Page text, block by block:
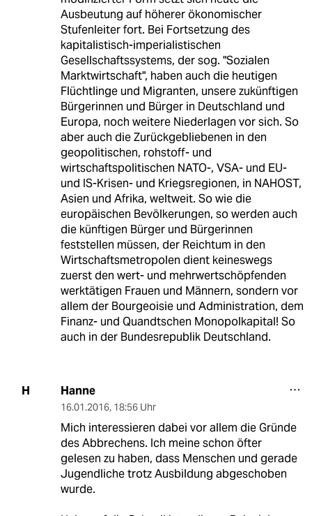
Ausbeutung auf höherer ökonomischer
Stufenleiter fort. Bei Fortsetzung des
kapitalistisch-imperialistischen
Gesellschaftssystems, der sog. "Sozialen
Marktwirtschaft", haben auch die heutigen
Flüchtlinge und Migranten, unsere zukünftigen
Bürgerinnen und Bürger in Deutschland und
Europa, noch weitere Niederlagen vor sich. So
aber auch die Zurückgebliebenen in den
geopolitischen, rohstoff- und
wirtschaftspolitischen NATO-, VSA- und EU-
und IS-Krisen- und Kriegsregionen, in NAHOST,
Asien und Afrika, weltweit. So wie die
europäischen Bevölkerungen, so werden auch
die künftigen Bürger und Bürgerinnen
feststellen müssen, der Reichtum in den
Wirtschaftsmetropolen dient keineswegs
zuerst den wert- und mehrwertschöpfenden
werktätigen Frauen und Männern, sondern vor
allem der Bourgeoisie und Administration, dem
Finanz- und Quandtschen Monopolkapital! So
auch in der Bundesrepublik Deutschland.
H Hanne
16.01.2016, 18:56 Uhr
Mich interessieren dabei vor allem die Gründe
des Abbrechens. Ich meine schon öfter
gelesen zu haben, dass Menschen und gerade
Jugendliche trotz Ausbildung abgeschoben
wurde.